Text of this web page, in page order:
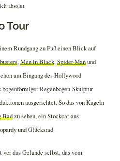
absolut
Tour
Rundgang zu Fuß einen Blick auf
,Men in Black,Spider-Manund
am Eingang des Hollywood
Regenbogen-Skulptur
ausgerichtet. So das von Kugeln
Badzu sehen, ein Stockcar aus
und Glücksrad.
das Gelände selbst, das vom